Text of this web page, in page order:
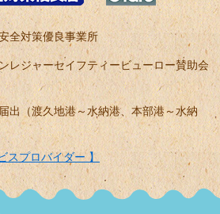
全対策優良事業所
レジャーセイフティービューロー賛助会
出（渡久地港～水納港、本部港～水納
スプロバイダー 】